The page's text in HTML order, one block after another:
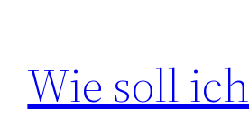
springen
Wie soll ich